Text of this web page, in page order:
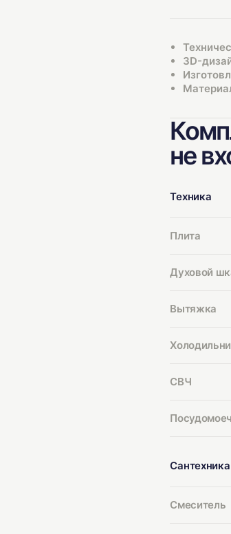
3D-
не
Техника
Плита
Духовой
Вытяжка
СВЧ
Сантехника
Смеситель